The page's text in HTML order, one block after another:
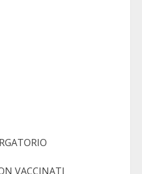
VACCINATI